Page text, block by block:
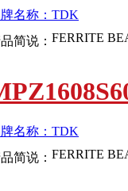
名称：TDK
简说：
名称：TDK
简说：